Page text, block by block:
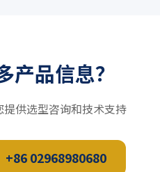
产品信息？
供选型咨询和技术支持
+86 02968980680